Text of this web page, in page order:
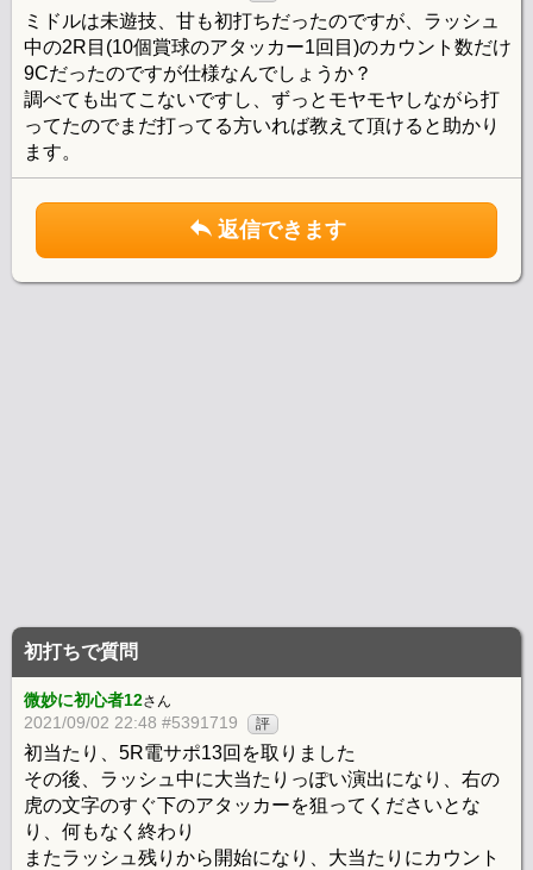
ミドルは未遊技、甘も初打ちだったのですが、ラッシュ
中の2R目(10個賞球のアタッカー1回目)のカウント数だけ
9Cだったのですが仕様なんでしょうか？
調べても出てこないですし、ずっとモヤモヤしながら打
ってたのでまだ打ってる方いれば教えて頂けると助かり
ます。
返信できます
初打ちで質問
微妙に初心者12さん
2021/09/02 22:48 #5391719 評
初当たり、5R電サポ13回を取りました
その後、ラッシュ中に大当たりっぽい演出になり、右の
虎の文字のすぐ下のアタッカーを狙ってくださいとな
り、何もなく終わり
またラッシュ残りから開始になり、大当たりにカウント